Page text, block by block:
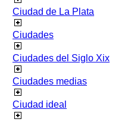
Ciudad de La Plata
Ciudades
Ciudades del Siglo Xix
Ciudades medias
Ciudad ideal